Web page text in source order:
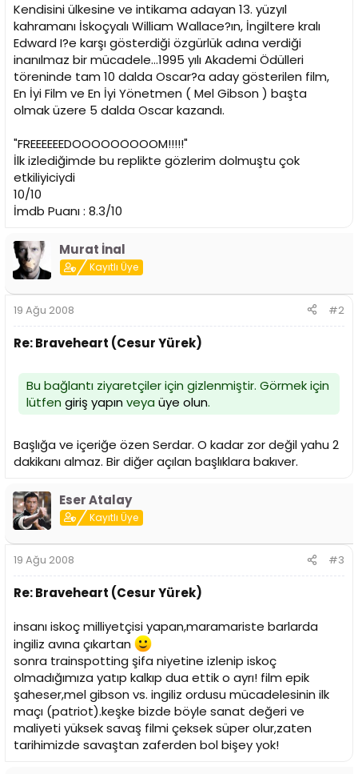
Kendisini ülkesine ve intikama adayan 13. yüzyıl
kahramanı İskoçyalı William Wallace?ın, İngiltere kralı
Edward I?e karşı gösterdiği özgürlük adına verdiği
inanılmaz bir mücadele...1995 yılı Akademi Ödülleri
töreninde tam 10 dalda Oscar?a aday gösterilen film,
En İyi Film ve En İyi Yönetmen ( Mel Gibson ) başta
olmak üzere 5 dalda Oscar kazandı.
"FREEEEEEDOOOOOOOOOM!!!!!"
İlk izlediğimde bu replikte gözlerim dolmuştu çok
etkiliyiciydi
10/10
İmdb Puanı : 8.3/10
Murat İnal
Kayıtlı Üye
19 Ağu 2008 #2
Re: Braveheart (Cesur Yürek)
Bu bağlantı ziyaretçiler için gizlenmiştir. Görmek için
lütfen giriş yapınveya üye olun.
Başlığa ve içeriğe özen Serdar. O kadar zor değil yahu 2
dakikanı almaz. Bir diğer açılan başlıklara bakıver.
Eser Atalay
Kayıtlı Üye
19 Ağu 2008 #3
Re: Braveheart (Cesur Yürek)
insanı iskoç milliyetçisi yapan,maramariste barlarda
ingiliz avına çıkartan
sonra trainspotting şifa niyetine izlenip iskoç
olmadığımıza yatıp kalkıp dua ettik o ayrı! film epik
şaheser,mel gibson vs. ingiliz ordusu mücadelesinin ilk
maçı (patriot).keşke bizde böyle sanat değeri ve
maliyeti yüksek savaş filmi çeksek süper olur,zaten
tarihimizde savaştan zaferden bol bişey yok!